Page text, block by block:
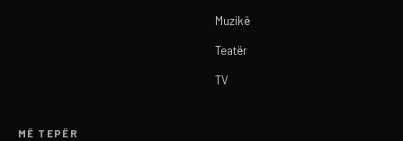
Muzikë
Teatër
TV
MË TEPËR